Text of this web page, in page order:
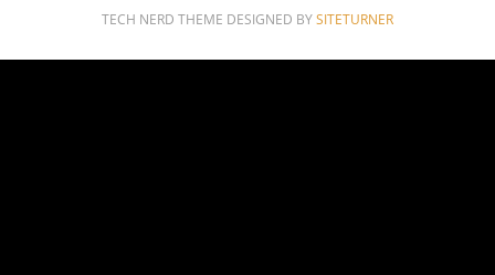
TECH NERD THEME DESIGNED BY SITETURNER